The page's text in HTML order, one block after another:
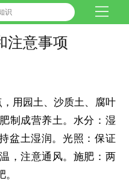
注意事项
用园土、沙质土、腐叶
制成营养土。水分：湿
盆土湿润。光照：保证
，注意通风。施肥：两